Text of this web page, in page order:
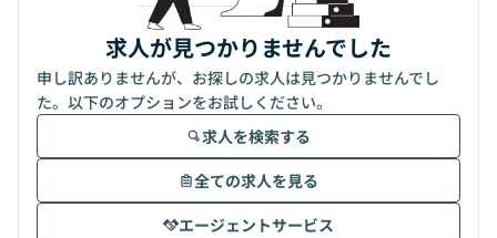
求人が見つかりませんでした
申し訳ありませんが、お探しの求人は見つかりませんでし
た。以下のオプションをお試しください。
求人を検索する
全ての求人を見る
エージェントサービス